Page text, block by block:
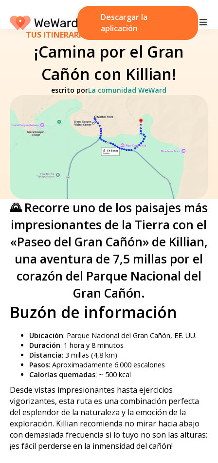
Descargar la
aplicación
TUS ITINERARIOS 1 de noviembre de 2024
¡Camina por el Gran
Cañón con Killian!
escrito porLa comunidad WeWard
🌄 Recorre uno de los paisajes más
impresionantes de la Tierra con el
«Paseo del Gran Cañón» de Killian,
una aventura de 7,5 millas por el
corazón del Parque Nacional del
Gran Cañón.
Buzón de información
Ubicación: Parque Nacional del Gran Cañón, EE. UU.
Duración: 1 hora y 8 minutos
Distancia: 3 millas (4,8 km)
Pasos: Aproximadamente 6.000 escalones
Calorías quemadas: ~ 500 kcal
Desde vistas impresionantes hasta ejercicios
vigorizantes, esta ruta es una combinación perfecta
del esplendor de la naturaleza y la emoción de la
exploración. Killian recomienda no mirar hacia abajo
con demasiada frecuencia si lo tuyo no son las alturas:
¡es fácil perderse en la inmensidad del cañón!